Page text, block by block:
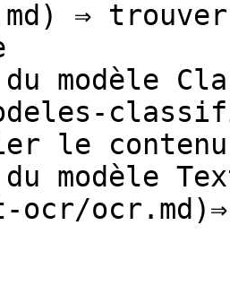
⇒
modèle
le
modèle
ocr/